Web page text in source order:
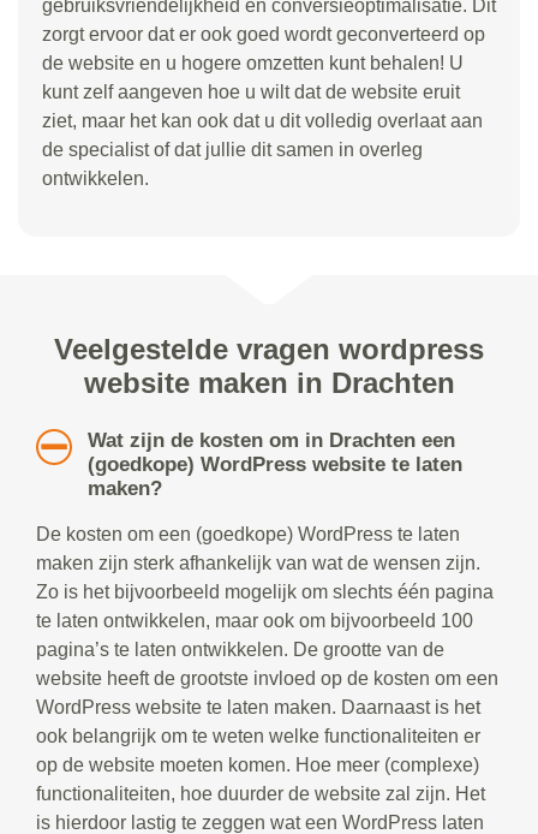
gebruiksvriendelijkheid en conversieoptimalisatie. Dit
zorgt ervoor dat er ook goed wordt geconverteerd op
de website en u hogere omzetten kunt behalen! U
kunt zelf aangeven hoe u wilt dat de website eruit
ziet, maar het kan ook dat u dit volledig overlaat aan
de specialist of dat jullie dit samen in overleg
ontwikkelen.
Veelgestelde vragen wordpress
website maken in Drachten
Wat zijn de kosten om in Drachten een
(goedkope) WordPress website te laten
maken?
De kosten om een (goedkope) WordPress te laten
maken zijn sterk afhankelijk van wat de wensen zijn.
Zo is het bijvoorbeeld mogelijk om slechts één pagina
te laten ontwikkelen, maar ook om bijvoorbeeld 100
pagina’s te laten ontwikkelen. De grootte van de
website heeft de grootste invloed op de kosten om een
WordPress website te laten maken. Daarnaast is het
ook belangrijk om te weten welke functionaliteiten er
op de website moeten komen. Hoe meer (complexe)
functionaliteiten, hoe duurder de website zal zijn. Het
is hierdoor lastig te zeggen wat een WordPress laten